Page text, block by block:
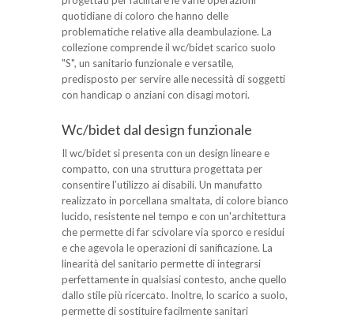
quotidiane di coloro che hanno delle
problematiche relative alla deambulazione. La
collezione comprende il wc/bidet scarico suolo
"S", un sanitario funzionale e versatile,
predisposto per servire alle necessità di soggetti
con handicap o anziani con disagi motori.
Wc/bidet dal design funzionale
Il wc/bidet si presenta con un design lineare e
compatto, con una struttura progettata per
consentire l’utilizzo ai disabili. Un manufatto
realizzato in porcellana smaltata, di colore bianco
lucido, resistente nel tempo e con un'architettura
che permette di far scivolare via sporco e residui
e che agevola le operazioni di sanificazione. La
linearità del sanitario permette di integrarsi
perfettamente in qualsiasi contesto, anche quello
dallo stile più ricercato. Inoltre, lo scarico a suolo,
permette di sostituire facilmente sanitari